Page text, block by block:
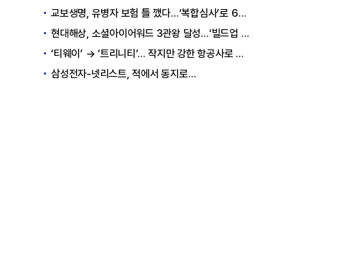
교보생명, 유병자 보험 틀 깼다…‘복합심사’로 6개월 독점권 획득
현대해상, 소셜아이어워드 3관왕 달성…‘빌드업 육아’ 소통 결실
‘티웨이’ → ‘트리니티’… 작지만 강한 항공사로 승부
삼성전자-넷리스트, 적에서 동지로…